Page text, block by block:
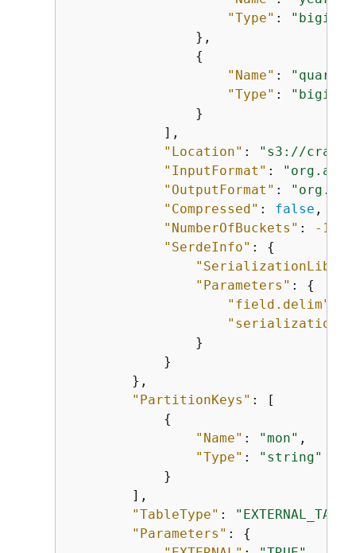
"Type" :
"bigint"
                },
{
"Name" :
"Type" :
"bigint"
                }
            ],
"Location" :
"s3://
"InputFormat" :
"OutputFormat" :
"Compressed" : false ,
"NumberOfBuckets" : -1
"SerdeInfo" : {
"Parameters" : {
"field.delim"
                }
            }
        },
"PartitionKeys" : [
{
"Name" : "mon" ,
"Type" :
"string"
            }
        ],
"TableType" :
"Parameters" : {